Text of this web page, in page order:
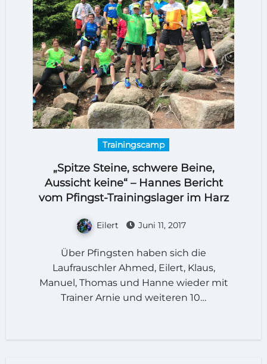
Trainingscamp
„Spitze Steine, schwere Beine,
Aussicht keine“ – Hannes Bericht
vom Pfingst-Trainingslager im Harz
Eilert Juni 11, 2017
Über Pfingsten haben sich die
Laufrauschler Ahmed, Eilert, Klaus,
Manuel, Thomas und Hanne wieder mit
Trainer Arnie und weiteren 10…